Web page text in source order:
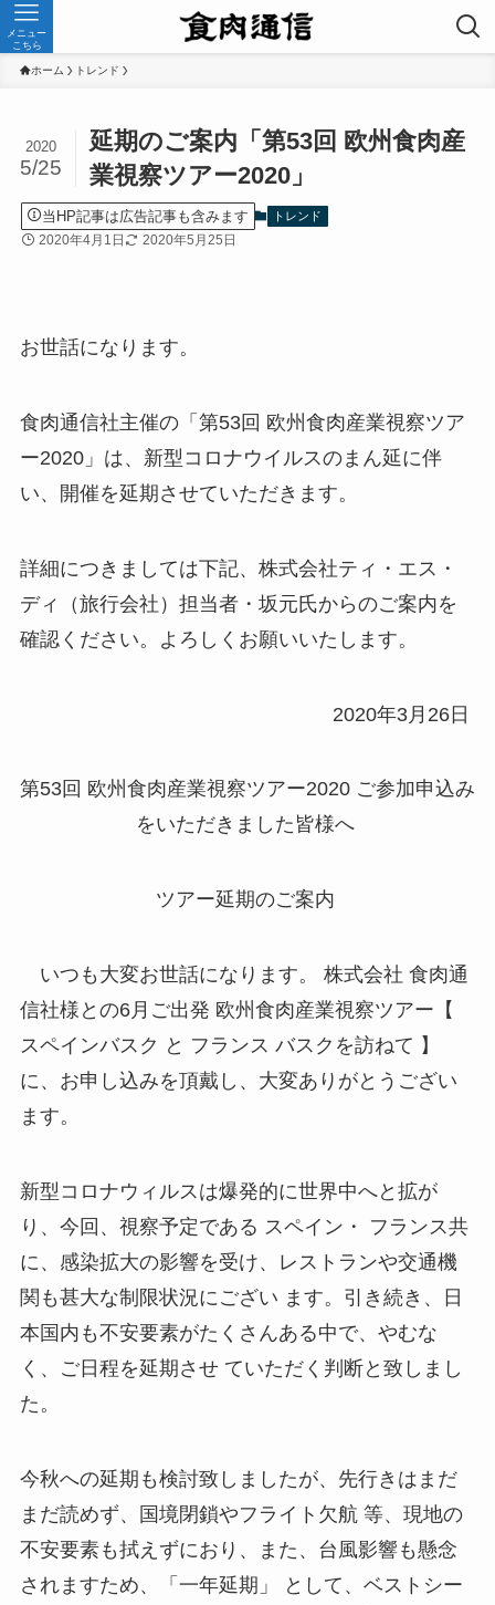
メニュー
こちら
ホーム トレンド
延期のご案内「第53回 欧州食肉産
業視察ツアー2020」
2020
5/25
当HP記事は広告記事も含みます トレンド
2020年4月1日 2020年5月25日
お世話になります。
食肉通信社主催の「第53回 欧州食肉産業視察ツア
ー2020」は、新型コロナウイルスのまん延に伴
い、開催を延期させていただきます。
詳細につきましては下記、株式会社ティ ・ エス ・
ディ（旅行会社）担当者・ 坂元氏からのご案内を
確認ください。よろしくお願いいたします。
2020年3月26日
第53回 欧州食肉産業視察ツアー2020 ご参加申込み
をいただきました皆様へ
ツアー延期のご案内
いつも大変お世話になります。 株式会社 食肉通
信社様との6月ご出発 欧州 食肉産業視察ツアー 【
スペインバスク と フランス バスクを訪ねて 】
に、 お申 し込みを頂戴し 、 大変ありがとうござい
ます。
新型コロナウィルスは爆発的に世界中へと拡が
り 、 今回 、 視察予定である スペイン ・
フランス共
に 、 感染拡大の影響を受け、
レストランや交通機
関も甚大な制限状況にござい ます。 引き続き 、
日
本国内も不安要素がたくさ んある中で、 やむな
く 、 ご日程を延期させ ていただく判断と致しまし
た 。
今秋への延期も検討致しましたが、 先行きはまだ
ま だ読めず、 国境閉鎖やフライト欠航 等、 現地の
不安要素も拭えずにお り 、 また 、 台風影響も懸念
さ れま すため、 「 一年延期 」 として 、 ベストシー